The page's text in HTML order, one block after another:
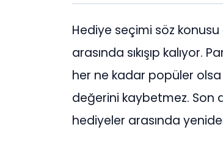
Hediye seçimi söz
arasında sıkışıp
her ne kadar popüler olsa
değerini kaybetmez. Son
hediyeler arasında